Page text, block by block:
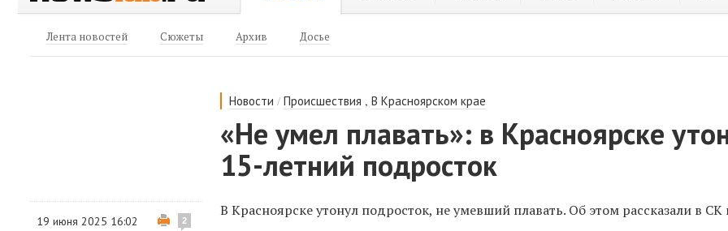
Лента новостей Сюжеты Архив Досье
Новости /Происшествия ,В Красноярском крае
«Не умел плавать»: в Красноярске
15-летний подросток
19 июня 2025 16:02 2
В Красноярске утонул подросток, не умевший плавать. Об этом рассказали в СК